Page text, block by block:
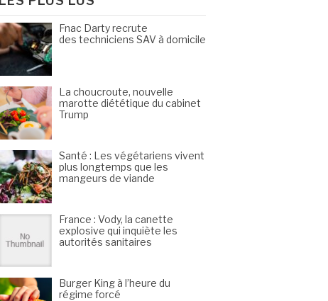
Fnac Darty recrute
des techniciens SAV à domicile
La choucroute, nouvelle
marotte diététique du cabinet
Trump
Santé : Les végétariens vivent
plus longtemps que les
mangeurs de viande
France : Vody, la canette
explosive qui inquiète les
autorités sanitaires
Burger King à l’heure du
régime forcé